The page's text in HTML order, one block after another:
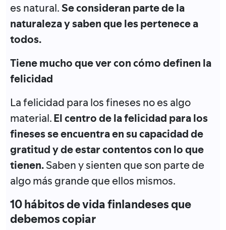
es natural. Se consideran parte de la
naturaleza y saben que les pertenece a
todos.
Tiene mucho que ver con cómo definen la
felicidad
La felicidad para los fineses no es algo
material.El centro de la felicidad para los
fineses se encuentra en su capacidad de
gratitud y de estar contentos con lo que
tienen.Saben y sienten que son parte de
algo más grande que ellos mismos.
10 hábitos de vida finlandeses que
debemos copiar